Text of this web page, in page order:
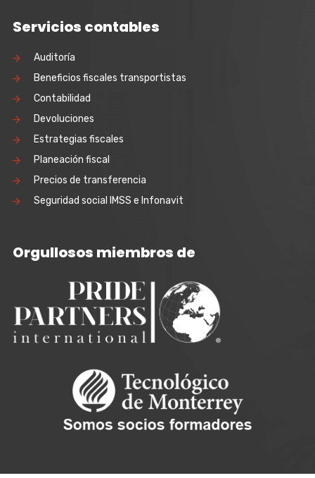
Servicios contables
Auditoría
Beneficios fiscales transportistas
Contabilidad
Devoluciones
Estrategias fiscales
Planeación fiscal
Precios de transferencia
Seguridad social IMSS e Infonavit
Orgullosos miembros de